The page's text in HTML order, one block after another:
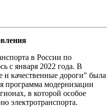
в России по
с января 2022 года. В
и качественные дороги" была
программа модернизации
в которой особое
электротранспорта.